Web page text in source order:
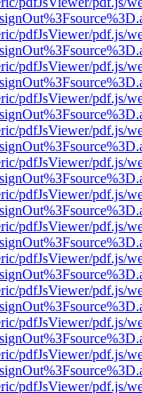
pdfJsViewer/pdf.js/
pdfJsViewer/pdf.js/
pdfJsViewer/pdf.js/
pdfJsViewer/pdf.js/
pdfJsViewer/pdf.js/
pdfJsViewer/pdf.js/
pdfJsViewer/pdf.js/
pdfJsViewer/pdf.js/
pdfJsViewer/pdf.js/
pdfJsViewer/pdf.js/
pdfJsViewer/pdf.js/
pdfJsViewer/pdf.js/